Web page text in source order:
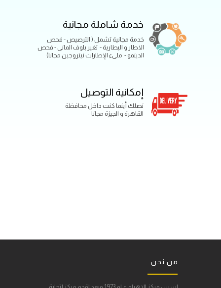
من نحن
خدمة شاملة مجانية
خدمة مجانية تشمل ( الترصيص - فحص
الاطار و البطارية - تغير بلوف المانى - فحص
الدينمو - ملىء الإطارات نيتروجين مجانا)
إمكانية التوصيل
نصلك أينما كنت داخل محافظة
القاهرة و الجيزة مجانا